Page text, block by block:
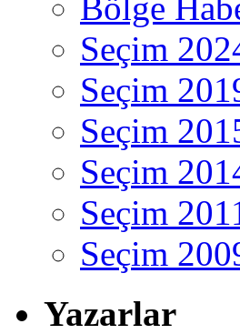
Seçim
Seçim
Seçim
Seçim
Seçim
Seçim
Yazarlar